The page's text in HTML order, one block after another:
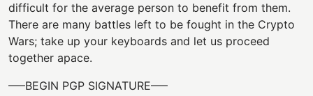
difficult for the average person to benefit from them.
There are many battles left to be fought in the Crypto
Wars; take up your keyboards and let us proceed
together apace.
—–BEGIN PGP SIGNATURE—–